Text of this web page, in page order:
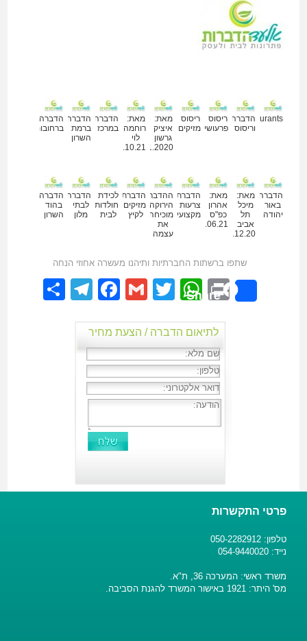
Restaurants
הדברה
וריסוס
ריסוס
פרעושים
ריסוס
מזיקים
מאת:
איציק
גרשון
18.11.2020
מאת:
רוחמה
לוי
02.10.21
הדברה
במרכז
הדברה
ברמת
השרון
הדברה
ברחובות
הדברה
באור
יהודה
מאת:
מיכל
תל
אביב
11.12.20
מאת:
אהרון
כפ"ס
04.06.21
הדברת
צרעות
מקצועית
ההדברה
הירוקה
מוכיחה
את
עצמה
הדברת
מזיקים
לקיץ
לכידת
חולדות
לבית
הדברה
לבתי
מלון
הדברה
בהוד
השרון
שתפו ברשתות החברתיות ותיהנו מעשרה אחוזי הנחה
Share
Print
WhatsApp
Twitter
Gmail
Facebook
לתיאום הדברה / הצעת מחיר
פרטי התקשרות
טלפון: 050-2282912
נייד: 054-9440020
משרד ראשי: המערכה 36, ת"א.
מס' היתר: 1921 באישור המשרד להגנת הסביבה.